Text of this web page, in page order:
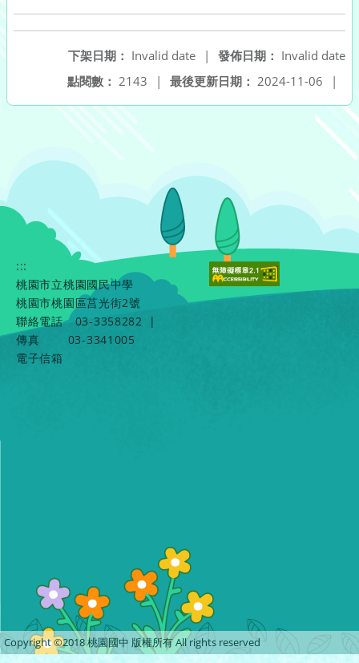
發佈日期： Invalid date
下架日期： Invalid date
|
最後更新日期： 2024-11-06 |
點閱數： 2143 |
:::
桃園市立桃園國民中學
桃園市桃園區莒光街2號
聯絡電話
03-3358282
|
傳真
03-3341005
電子信箱
Copyright ©2018 桃園國中 版權所有 All rights reserved